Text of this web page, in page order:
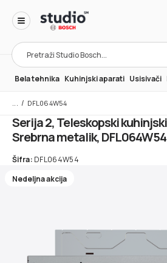
Products
search
Bela tehnika Kuhinjski aparati Usisivači
/ DFL064W54
Serija 2, Teleskopski
Srebrna metalik, DFL064W54
Šifra: DFL064W54
Nedeljna akcija